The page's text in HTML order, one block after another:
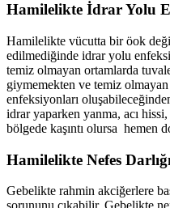
Hamilelikte İdrar Yolu
Hamilelikte vücutta bir öok
edilmediğinde idrar yolu
temiz olmayan ortamlarda
giymemekten ve temiz
enfeksiyonları
idrar yaparken yanma, acı
bölgede kaşıntı olursa hemen
Hamilelikte Nefes Darlığı
Gebelikte rahmin akciğerlere